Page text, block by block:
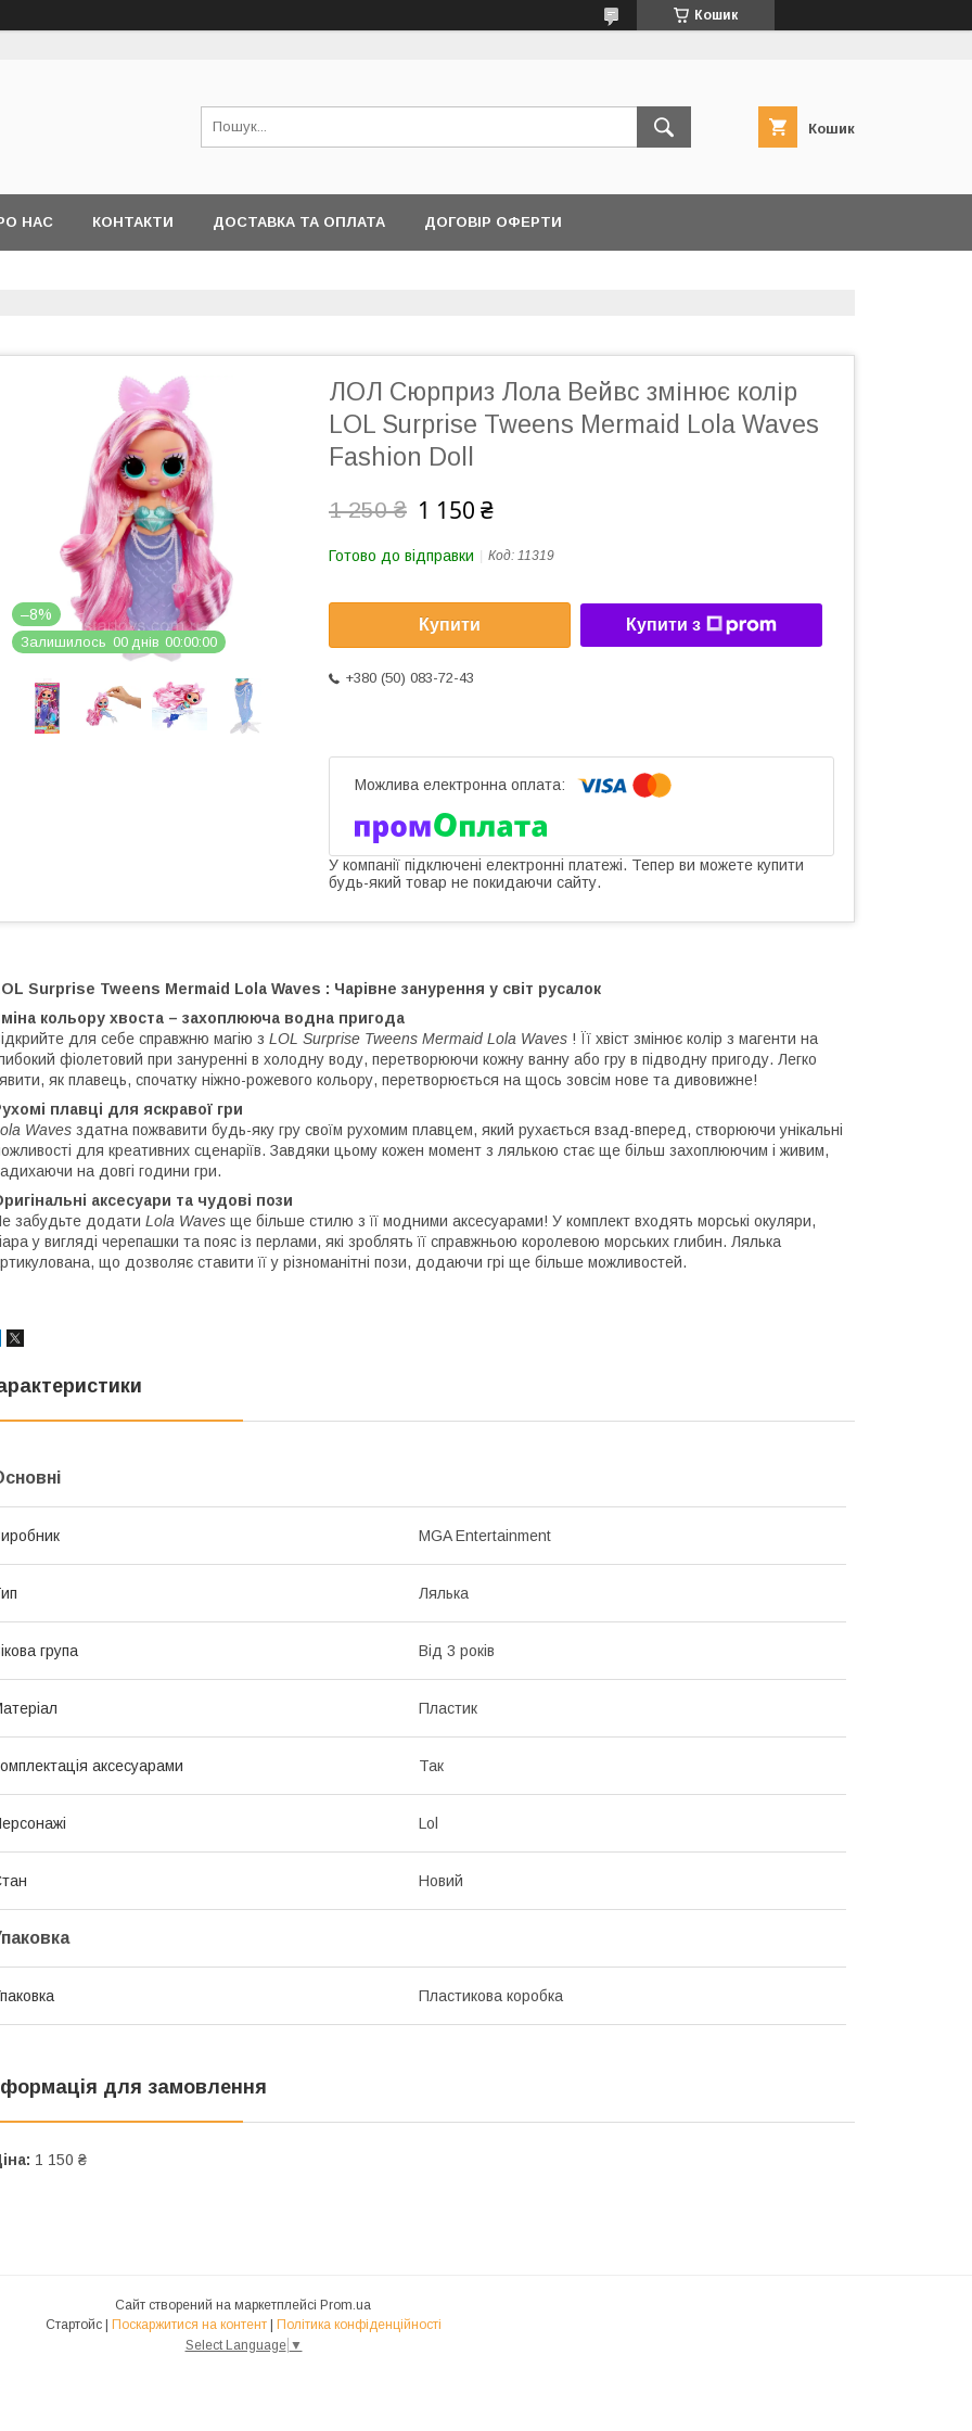
Кошик
Кошик
НАС КОНТАКТИ ДОСТАВКА ТА ОПЛАТА ДОГОВІР ОФЕРТИ
–8%
Залишилось 00 днів 00 00 00
ЛОЛ Сюрприз Лола Вейвс змінює колір
LOL Surprise Tweens Mermaid Lola Waves
Fashion Doll
1 250 ₴ 1 150 ₴
Готово до відправки Код: 11319
Купити Купити з
+380 (50) 083-72-43
У компанії підключені електронні платежі. Тепер ви можете купити
будь-який товар не покидаючи сайту.
Surprise Tweens Mermaid Lola Waves : Чарівне занурення у світ русалок
кольору хвоста – захоплююча водна пригода
для себе справжню магію з LOL Surprise Tweens Mermaid Lola Waves ! Її хвіст змінює колір з магенти на
фіолетовий при зануренні в холодну воду, перетворюючи кожну ванну або гру в підводну пригоду. Легко
як плавець, спочатку ніжно-рожевого кольору, перетворюється на щось зовсім нове та дивовижне!
плавці для яскравої гри
Waves здатна пожвавити будь-яку гру своїм рухомим плавцем, який рухається взад-вперед, створюючи унікальні
для креативних сценаріїв. Завдяки цьому кожен момент з лялькою стає ще більш захоплюючим і живим,
на довгі години гри.
аксесуари та чудові пози
забудьте додати Lola Waves ще більше стилю з її модними аксесуарами! У комплект входять морські окуляри,
у вигляді черепашки та пояс із перлами, які зроблять її справжньою королевою морських глибин. Лялька
що дозволяє ставити її у різноманітні пози, додаючи грі ще більше можливостей.
MGA Entertainment
Лялька
група Від 3 років
Пластик
аксесуарами Так
Lol
Новий
Пластикова коробка
для замовлення
1 150 ₴
Сайт створений на маркетплейсі Prom.ua
Поскаржитися на контент
Політика конфіденційності
Select Language ▼